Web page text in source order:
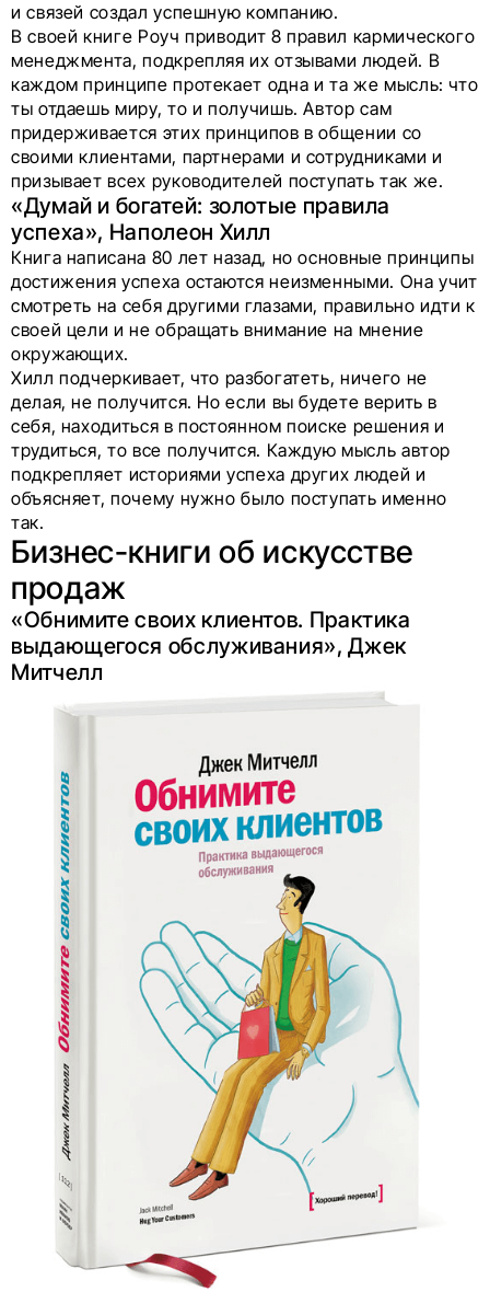
и связей создал успешную компанию.
В своей книге Роуч приводит 8 правил кармического
менеджмента, подкрепляя их отзывами людей. В
каждом принципе протекает одна и та же мысль: что
ты отдаешь миру, то и получишь. Автор сам
придерживается этих принципов в общении со
своими клиентами, партнерами и сотрудниками и
призывает всех руководителей поступать так же.
«Думай и богатей: золотые правила
успеха», Наполеон Хилл
Книга написана 80 лет назад, но основные принципы
достижения успеха остаются неизменными. Она учит
смотреть на себя другими глазами, правильно идти к
своей цели и не обращать внимание на мнение
окружающих.
Хилл подчеркивает, что разбогатеть, ничего не
делая, не получится. Но если вы будете верить в
себя, находиться в постоянном поиске решения и
трудиться, то все получится. Каждую мысль автор
подкрепляет историями успеха других людей и
объясняет, почему нужно было поступать именно
так.
Бизнес-книги об искусстве
продаж
«Обнимите своих клиентов. Практика
выдающегося обслуживания», Джек
Митчелл